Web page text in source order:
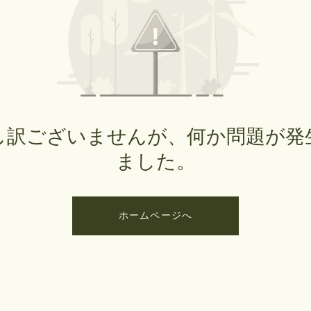
訳ございませんが、何か問題が発
ました。
ホームページへ